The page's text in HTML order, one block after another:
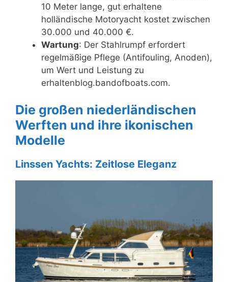
10 Meter lange, gut erhaltene
holländische Motoryacht kostet zwischen
30.000 und 40.000 €.
Wartung: Der Stahlrumpf erfordert
regelmäßige Pflege (Antifouling, Anoden),
um Wert und Leistung zu
erhaltenblog.bandofboats.com.
Die großen niederländischen
Werften und ihre ikonischen
Modelle
Linssen Yachts: Zeitlose Eleganz